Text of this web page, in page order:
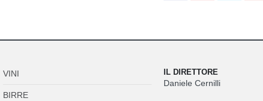
VINI
BIRRE
IL DIRETTORE
Daniele Cernilli